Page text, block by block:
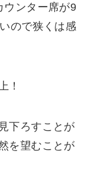
ウンター席が9
ので狭くは感
！
下ろすことが
を望むことが